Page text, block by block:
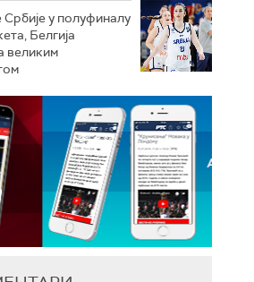
у полуфиналу
Белгија
великим